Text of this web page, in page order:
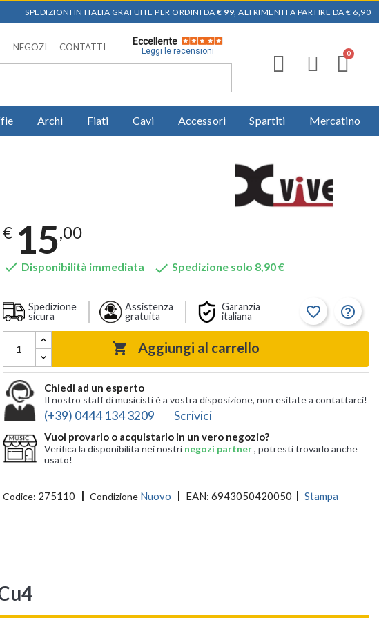
SPEDIZIONI IN ITALIA GRATUITE PER ORDINI DA € 99, ALTRIMENTI A PARTIRE DA € 6,90
NEGOZI CONTATTI
Eccellente
Leggi le recensioni
Archi Fiati Cavi Accessori Spartiti Mercatino
€ 15,00
 Disponibilità immediata  Spedizione solo 8,90 €
Spedizione
sicura
Assistenza
gratuita
Garanzia
italiana
favorite_border help_outline
 Aggiungi al carrello
Chiedi ad un esperto
Il nostro staff di musicisti è a vostra disposizione, non esitate a contattarci!
(+39) 0444 134 3209 Scrivici
Vuoi provarlo o acquistarlo in un vero negozio?
Verifica la disponibilita nei nostri negozi partner, potresti trovarlo anche
usato!
Codice: 275110 Condizione Nuovo EAN: 6943050420050 Stampa